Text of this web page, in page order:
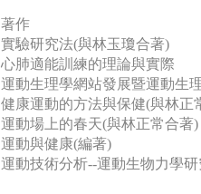
著作
實驗研究法(與林玉瓊合著)
心肺適能訓練的理論與實際
運動生理學網站發展暨運動生
健康運動的方法與保健(與林正
運動場上的春天(與林正常合著)
運動與健康(編著)
運動技術分析--運動生物力學研